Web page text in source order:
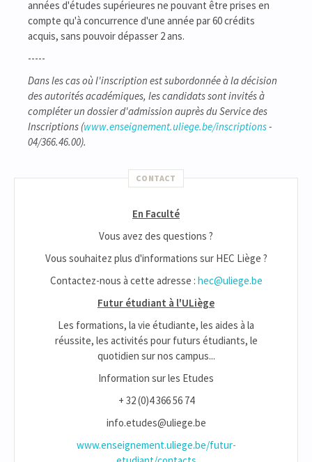
années d'études supérieures ne pouvant être prises en
compte qu'à concurrence d'une année par 60 crédits
acquis, sans pouvoir dépasser 2 ans.
-----
Dans les cas où l'inscription est subordonnée à la décision
des autorités académiques, les candidats sont invités à
compléter un dossier d'admission auprès du Service des
Inscriptions (www.enseignement.uliege.be/inscriptions-
04/366.46.00).
CONTACT
En Faculté
Vous avez des questions ?
Vous souhaitez plus d'informations sur HEC Liège ?
Contactez-nous à cette adresse : hec@uliege.be
Futur étudiant à l'ULiège
Les formations, la vie étudiante, les aides à la
réussite, les activités pour futurs étudiants, le
quotidien sur nos campus...
Information sur les Etudes
+ 32 (0)4 366 56 74
info.etudes@uliege.be
www.enseignement.uliege.be/futur-